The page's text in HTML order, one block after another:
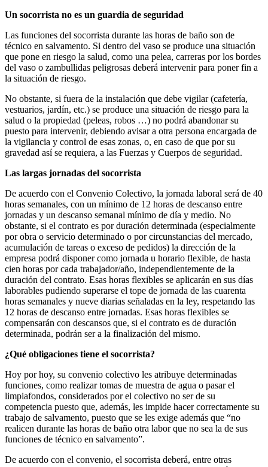
Un socorrista no es un guardia de seguridad
Las funciones del socorrista durante las horas de baño son de
técnico en salvamento. Si dentro del vaso se produce una situación
que pone en riesgo la salud, como una pelea, carreras por los bordes
del vaso o zambullidas peligrosas deberá intervenir para poner fin a
la situación de riesgo.
No obstante, si fuera de la instalación que debe vigilar (cafetería,
vestuarios, jardín, etc.) se produce una situación de riesgo para la
salud o la propiedad (peleas, robos …) no podrá abandonar su
puesto para intervenir, debiendo avisar a otra persona encargada de
la vigilancia y control de esas zonas, o, en caso de que por su
gravedad así se requiera, a las Fuerzas y Cuerpos de seguridad.
Las largas jornadas del socorrista
De acuerdo con el Convenio Colectivo, la jornada laboral será de 40
horas semanales, con un mínimo de 12 horas de descanso entre
jornadas y un descanso semanal mínimo de día y medio. No
obstante, si el contrato es por duración determinada (especialmente
por obra o servicio determinado o por circunstancias del mercado,
acumulación de tareas o exceso de pedidos) la dirección de la
empresa podrá disponer como jornada u horario flexible, de hasta
cien horas por cada trabajador/año, independientemente de la
duración del contrato. Esas horas flexibles se aplicarán en sus días
laborables pudiendo superarse el tope de jornada de las cuarenta
horas semanales y nueve diarias señaladas en la ley, respetando las
12 horas de descanso entre jornadas. Esas horas flexibles se
compensarán con descansos que, si el contrato es de duración
determinada, podrán ser a la finalización del mismo.
¿Qué obligaciones tiene el socorrista?
Hoy por hoy, su convenio colectivo les atribuye determinadas
funciones, como realizar tomas de muestra de agua o pasar el
limpiafondos, considerados por el colectivo no ser de su
competencia puesto que, además, les impide hacer correctamente su
trabajo de salvamento, puesto que se les exige además que “no
realicen durante las horas de baño otra labor que no sea la de sus
funciones de técnico en salvamento”.
De acuerdo con el convenio, el socorrista deberá, entre otras